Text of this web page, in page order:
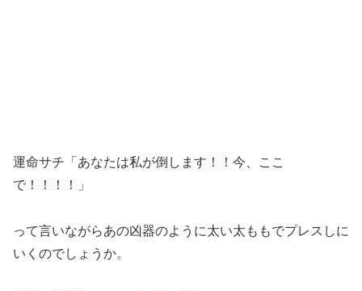
運命サチ「あなたは私が倒します！！今、ここ
で！！！！」
って言いながらあの凶器のように太い太ももでプレスしに
いくのでしょうか。